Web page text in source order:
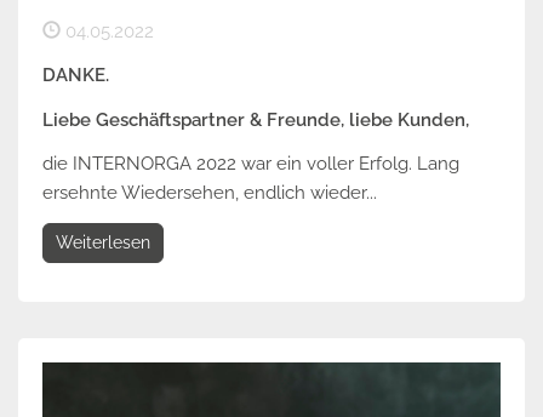
04.05.2022
DANKE.
Liebe Geschäftspartner & Freunde, liebe Kunden,
die INTERNORGA 2022 war ein voller Erfolg. Lang
ersehnte Wiedersehen, endlich wieder...
Weiterlesen